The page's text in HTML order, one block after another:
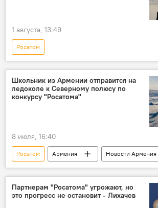
1 августа, 13:49
Росатом
Защита Донбасса. Спецоперация РФ на Украине
Россия
судно
Школьник из Армении отправится на
ледоколе к Северному полюсу по
конкурсу "Росатома"
8 июля, 16:40
Росатом Армения
Новости Армения
школьники
Общество ледокол
Партнерам "Росатома" угрожают, но
это прогресс не остановит - Лихачев